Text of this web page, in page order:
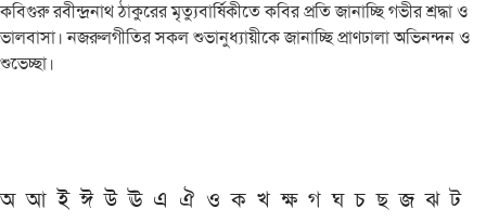
কবিগুরু রবীন্দ্রনাথ ঠাকুরের মৃত্যুবার্ষিকীতে কবির প্রতি জানাচ্ছি গভীর শ্রদ্ধা ও
ভালবাসা। নজরুলগীতির সকল শুভানুধ্যায়ীকে জানাচ্ছি প্রাণঢালা অভিনন্দন ও
শুভেচ্ছা।
অ আ ই ঈ উ ঊ এ ঐ ও ক খ ক্ষ গ ঘ চ ছ জ ঝ ট